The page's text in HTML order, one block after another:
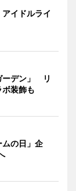
イドルライ
ーデン」 リ
装飾も
の日」企